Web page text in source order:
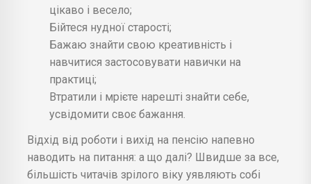
цікаво і весело;
Бійтеся нудної старості;
Бажаю знайти свою креативність і
навчитися застосовувати навички на
практиці;
Втратили і мрієте нарешті знайти себе,
усвідомити своє бажання.
Відхід від роботи і вихід на пенсію напевно
наводить на питання: а що далі? Швидше за все,
більшість читачів зрілого віку уявляють собі